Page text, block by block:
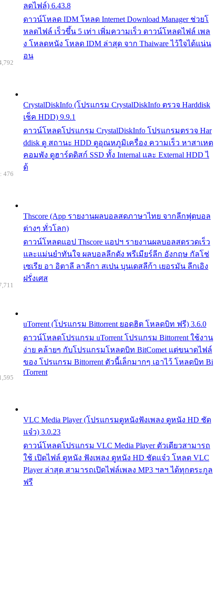
ลดไฟล์) 6.43.8
ดาวน์โหลด IDM โหลด Internet Download Manager ช่วยโ
หลดไฟล์ เร็วขึ้น 5 เท่า เพิ่มความเร็ว ดาวน์โหลดไฟล์ เพล
ง โหลดหนัง โหลด IDM ล่าสุด จาก Thaiware ไว้ใจได้แน่น
อน
CrystalDiskInfo (โปรแกรม CrystalDiskInfo ตรวจ Harddisk
เช็ค HDD) 9.9.1
ดาวน์โหลดโปรแกรม CrystalDiskInfo โปรแกรมตรวจ Har
ddisk ดู สถานะ HDD ดูอุณหภูมิเครื่อง ความเร็ว หาสาเหต
คอมพัง ดูฮาร์ดดิสก์ SSD ทั้ง Internal และ External HDD ไ
ด้
Thscore (App รายงานผลบอลสดภาษาไทย จากลีกฟุตบอล
ต่างๆ ทั่วโลก)
ดาวน์โหลดแอป Thscore แอปฯ รายงานผลบอลสดรวดเร็ว
และแม่นยำทันใจ ผลบอลลีกดัง พรีเมียร์ลีก อังกฤษ กัลโช่
เซเรีย อา อิตาลี ลาลีกา สเปน บุนเดสลีก้า เยอรมัน ลีกเอิง
ฝรั่งเศส
476
uTorrent (โปรแกรม Bittorrent ยอดฮิต โหลดบิท ฟรี) 3.6.0
ดาวน์โหลดโปรแกรม uTorrent โปรแกรม Bittorrent ใช้งาน
ง่าย คล้ายๆ กับโปรแกรมโหลดบิท BitComet แต่ขนาดไฟล์
ของ โปรแกรม Bittorrent ตัวนี้เล็กมากๆ เอาไว้ โหลดบิท Bi
tTorrent
VLC Media Player (โปรแกรมดูหนังฟังเพลง ดูหนัง HD ชัด
แจ๋ว) 3.0.23
ดาวน์โหลดโปรแกรม VLC Media Player ตัวเดียวสามารถ
ใช้ เปิดไฟล์ ดูหนัง ฟังเพลง ดูหนัง HD ชัดแจ๋ว โหลด VLC
Player ล่าสุด สามารถเปิดไฟล์เพลง MP3 ฯลฯ ได้ทุกตระกูล
ฟรี